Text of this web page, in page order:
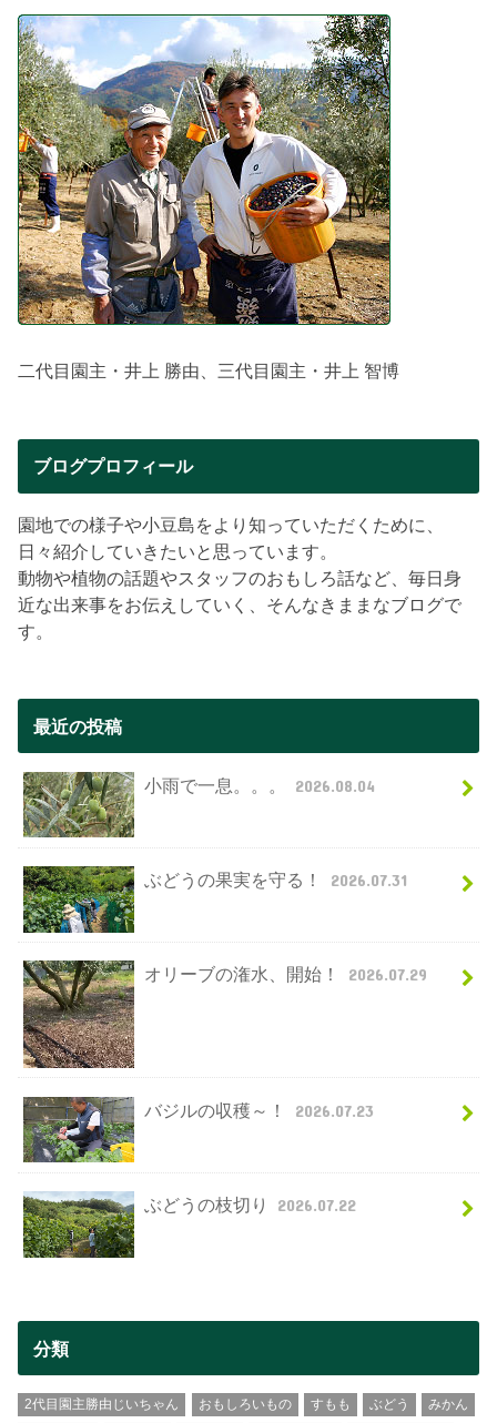
二代目園主・井上 勝由、三代目園主・井上 智博
ブログプロフィール
園地での様子や小豆島をより知っていただくために、
日々紹介していきたいと思っています。
動物や植物の話題やスタッフのおもしろ話など、毎日身
近な出来事をお伝えしていく、そんなきままなブログで
す。
最近の投稿
小雨で一息。。。 2026.08.04
ぶどうの果実を守る！ 2026.07.31
オリーブの潅水、開始！ 2026.07.29
バジルの収穫～！ 2026.07.23
ぶどうの枝切り 2026.07.22
分類
2代目園主勝由じいちゃん おもしろいもの すもも ぶどう
みかん